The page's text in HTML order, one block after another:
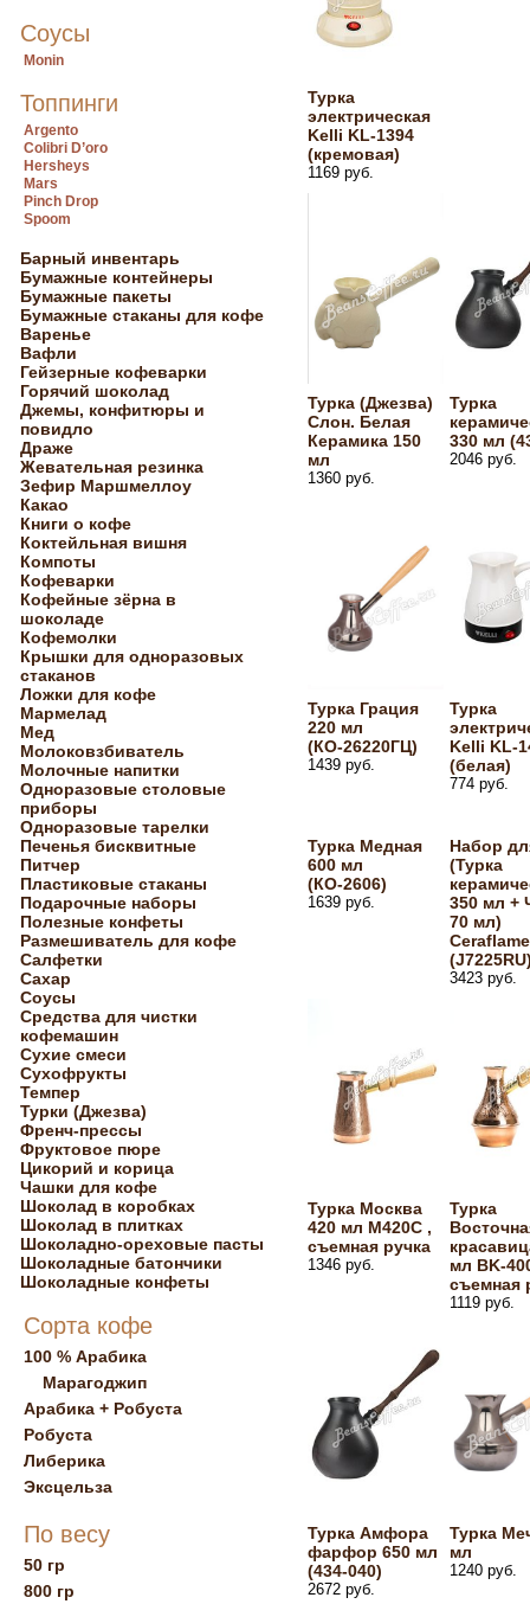
Соусы
Monin
Топпинги
Argento
Colibri D’oro
Hersheys
Mars
Pinch Drop
Spoom
Барный инвентарь
Бумажные контейнеры
Бумажные пакеты
Бумажные стаканы для кофе
Варенье
Вафли
Гейзерные кофеварки
Горячий шоколад
Джемы, конфитюры и
повидло
Драже
Жевательная резинка
Зефир Маршмеллоу
Какао
Книги о кофе
Коктейльная вишня
Компоты
Кофеварки
Кофейные зёрна в
шоколаде
Кофемолки
Крышки для одноразовых
стаканов
Ложки для кофе
Мармелад
Мед
Молоковзбиватель
Молочные напитки
Одноразовые столовые
приборы
Одноразовые тарелки
Печенья бисквитные
Питчер
Пластиковые стаканы
Подарочные наборы
Полезные конфеты
Размешиватель для кофе
Салфетки
Сахар
Соусы
Средства для чистки
кофемашин
Сухие смеси
Сухофрукты
Темпер
Турки (Джезва)
Френч-прессы
Фруктовое пюре
Цикорий и корица
Чашки для кофе
Шоколад в коробках
Шоколад в плитках
Шоколадно-ореховые пасты
Шоколадные батончики
Шоколадные конфеты
Сорта кофе
100 % Арабика
Марагоджип
Арабика + Робуста
Робуста
Либерика
Эксцельза
По весу
50 гр
800 гр
Турка
электрическая
Kelli KL-1394
(кремовая)
1169 руб.
Турка (Джезва)
Слон. Белая
Керамика 150
мл
1360 руб.
Турка
330 мл
2046 руб.
Турка Грация
220 мл
(КО-26220ГЦ)
1439 руб.
Турка
Kelli KL-
(белая)
774 руб.
Турка Медная
600 мл
(КО-2606)
1639 руб.
Набор
(Турка
350 мл +
70 мл)
Ceraflame
3423 руб.
Турка Москва
420 мл М420С ,
съемная ручка
1346 руб.
Турка
мл BK-
съемная
1119 руб.
Турка Амфора
фарфор 650 мл
(434-040)
2672 руб.
Турка
мл
1240 руб.